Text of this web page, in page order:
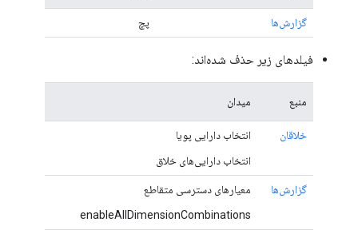
گزارش‌ها پچ
فیلدهای زیر حذف شده‌اند:
منبع میدان
خلاقان
انتخاب دارایی پویا
انتخاب دارایی‌های خلاق
گزارش‌ها
معیارهای دسترسی متقاطع
enableAllDimensionCombinations